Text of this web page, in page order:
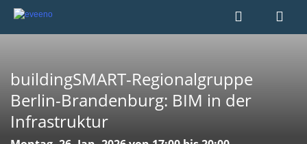
buildingSMART-Regionalgruppe
Berlin-Brandenburg: BIM in der
Infrastruktur